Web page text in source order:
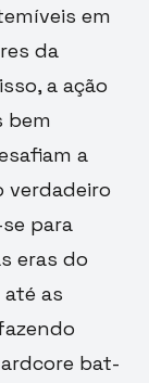
em
da
a ação
bem
a
verdadeiro
para
eras do
as
bat-